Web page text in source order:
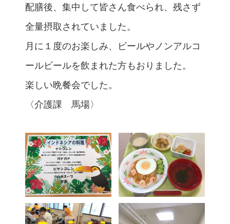
配膳後、集中して皆さん食べられ、残さず
全量摂取されていました。
月に１度のお楽しみ、ビールやノンアルコ
ールビールを飲まれた方もおりました。
楽しい晩餐会でした。
〈介護課 馬場〉